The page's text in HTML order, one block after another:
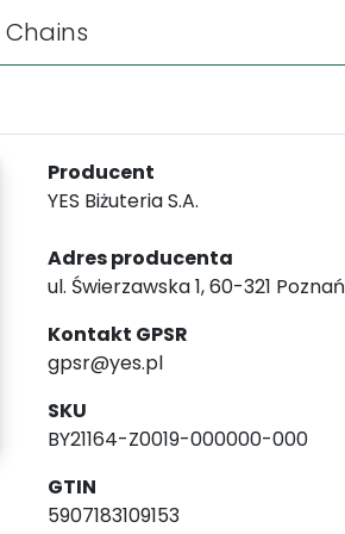
Producent
YES Biżuteria S.A.
Adres producenta
ul. Świerzawska 1, 60-321 Poznań
Kontakt GPSR
gpsr@yes.pl
SKU
BY21164-Z0019-000000-000
GTIN
5907183109153